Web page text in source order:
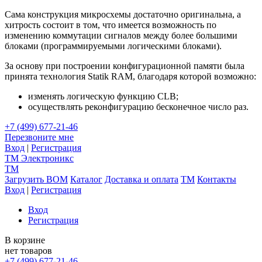
Сама конструкция микросхемы достаточно оригинальна, а
хитрость состоит в том, что имеется возможность по
изменению коммутации сигналов между более большими
блоками (программируемыми логическими блоками).
За основу при построении конфигурационной памяти была
принята технология Statik RAM, благодаря которой возможно:
изменять логическую функцию CLB;
осуществлять реконфигурацию бесконечное число раз.
+7 (499) 677-21-46
Перезвоните мне
Вход | Регистрация
TM Электроникс
TM
Загрузить BOM Каталог Доставка и оплата TM Контакты
Вход | Регистрация
Вход
Регистрация
В корзине
нет товаров